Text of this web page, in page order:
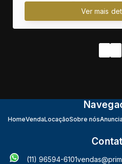
HomeVendaLocaçãoSobre nós
(11) 96594-6101